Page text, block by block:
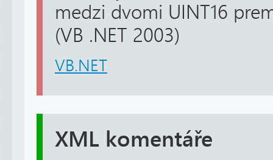
medzi dvomi UINT16
(VB .NET 2003)
VB.NET
XML komentáře